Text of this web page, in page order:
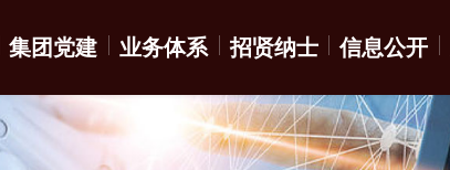
集团党建 业务体系 招贤纳士 信息公开